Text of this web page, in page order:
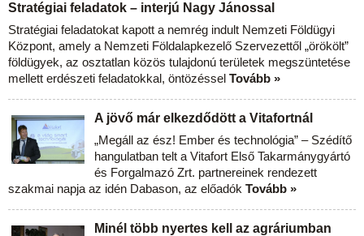
Stratégiai feladatok – interjú Nagy Jánossal
Stratégiai feladatokat kapott a nemrég indult Nemzeti Földügyi
Központ, amely a Nemzeti Földalapkezelő Szervezettől „örökölt”
földügyek, az osztatlan közös tulajdonú területek megszüntetése
mellett erdészeti feladatokkal, öntözéssel Tovább »
A jövő már elkezdődött a Vitafortnál
„Megáll az ész! Ember és technológia” – Szédítő
hangulatban telt a Vitafort Első Takarmánygyártó
és Forgalmazó Zrt. partnereinek rendezett
szakmai napja az idén Dabason, az előadók Tovább »
Minél több nyertes kell az agráriumban